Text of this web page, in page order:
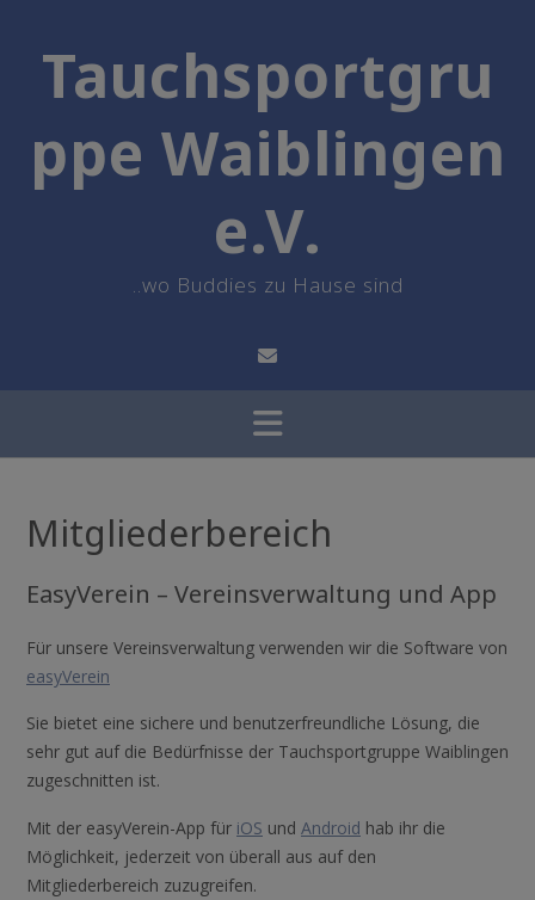
contentTauchsportgru
ppe Waiblingen
e.V.
..wo Buddies zu Hause sind
Mitgliederbereich
EasyVerein – Vereinsverwaltung und App
Für unsere Vereinsverwaltung verwenden wir die Software von
easyVerein
Sie bietet eine sichere und benutzerfreundliche Lösung, die
sehr gut auf die Bedürfnisse der Tauchsportgruppe Waiblingen
zugeschnitten ist.
Mit der easyVerein-App für iOS und Android hab ihr die
Möglichkeit, jederzeit von überall aus auf den
Mitgliederbereich zuzugreifen.